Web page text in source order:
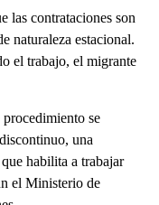
las contrataciones son
naturaleza estacional.
el trabajo, el migrante
se
una
habilita a trabajar
el Ministerio de